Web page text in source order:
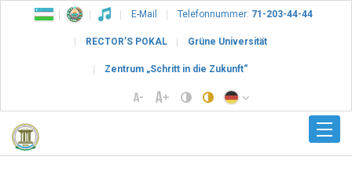
E-Mail Telefonnummer: 71-203-44-44
RECTOR’S POKAL Grüne Universität
Zentrum „Schritt in die Zukunft“